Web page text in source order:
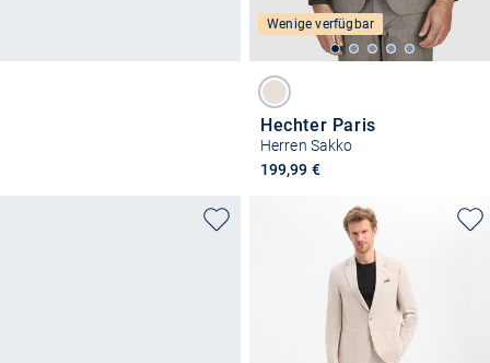
Wenige verfügbar
Hechter Paris
Herren Sakko
199,99 €